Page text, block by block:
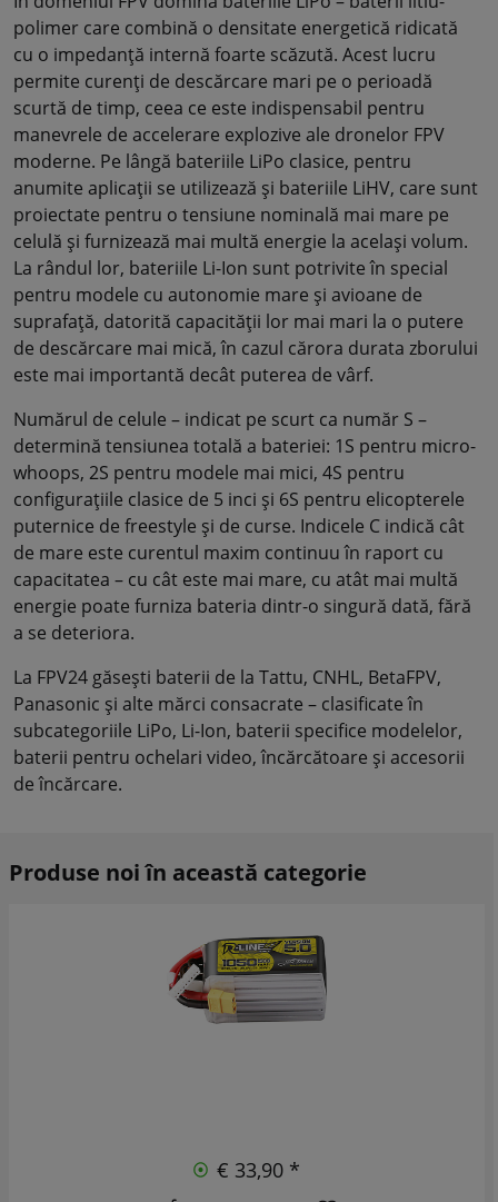
polimer care combină o densitate energetică ridicată
cu o impedanță internă foarte scăzută. Acest lucru
permite curenți de descărcare mari pe o perioadă
scurtă de timp, ceea ce este indispensabil pentru
manevrele de accelerare explozive ale dronelor FPV
moderne. Pe lângă bateriile LiPo clasice, pentru
anumite aplicații se utilizează și bateriile LiHV, care sunt
proiectate pentru o tensiune nominală mai mare pe
celulă și furnizează mai multă energie la același volum.
La rândul lor, bateriile Li-Ion sunt potrivite în special
pentru modele cu autonomie mare și avioane de
suprafață, datorită capacității lor mai mari la o putere
de descărcare mai mică, în cazul cărora durata zborului
este mai importantă decât puterea de vârf.
Numărul de celule – indicat pe scurt ca număr S –
determină tensiunea totală a bateriei: 1S pentru micro-
whoops, 2S pentru modele mai mici, 4S pentru
configurațiile clasice de 5 inci și 6S pentru elicopterele
puternice de freestyle și de curse. Indicele C indică cât
de mare este curentul maxim continuu în raport cu
capacitatea – cu cât este mai mare, cu atât mai multă
energie poate furniza bateria dintr-o singură dată, fără
a se deteriora.
La FPV24 găsești baterii de la Tattu, CNHL, BetaFPV,
Panasonic și alte mărci consacrate – clasificate în
subcategoriile LiPo, Li-Ion, baterii specifice modelelor,
baterii pentru ochelari video, încărcătoare și accesorii
de încărcare.
Produse noi în această categorie
€ 33,90 *